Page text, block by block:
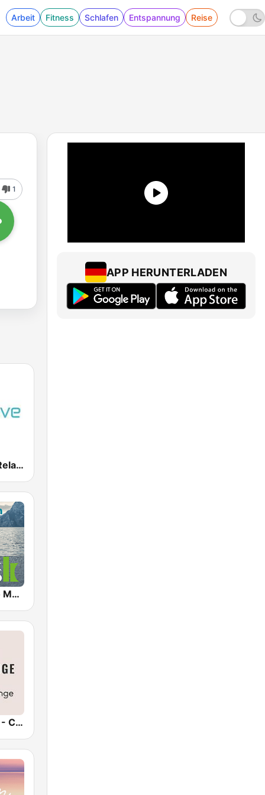
Arbeit Fitness Schlafen Entspannung Reise
1
The Wave - Relaxing radio
Klassik Radio Meditation
Epic-Lounge - Chillout Lounge
APP HERUNTERLADEN